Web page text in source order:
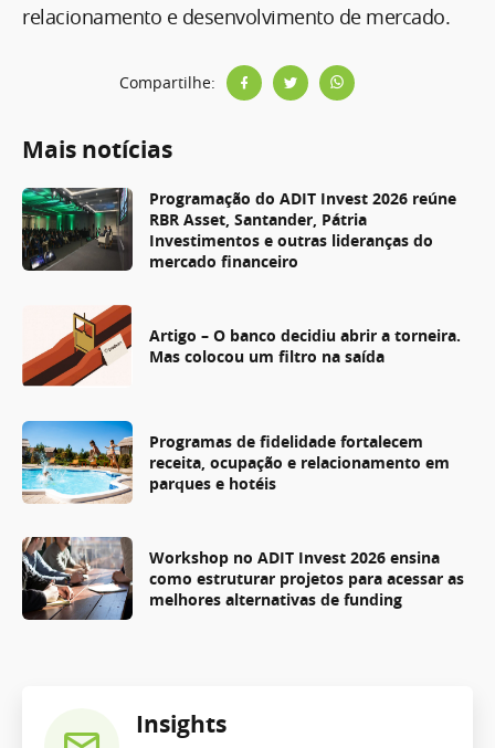
relacionamento e desenvolvimento de mercado.
Compartilhe:
Mais notícias
Programação do ADIT Invest 2026 reúne
RBR Asset, Santander, Pátria
Investimentos e outras lideranças do
mercado financeiro
Artigo – O banco decidiu abrir a torneira.
Mas colocou um filtro na saída
Programas de fidelidade fortalecem
receita, ocupação e relacionamento em
parques e hotéis
Workshop no ADIT Invest 2026 ensina
como estruturar projetos para acessar as
melhores alternativas de funding
Insights